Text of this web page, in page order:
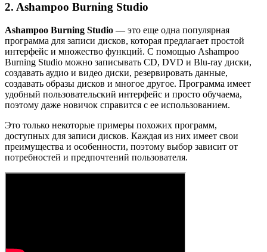
2. Ashampoo Burning Studio
Ashampoo Burning Studio — это еще одна популярная
программа для записи дисков, которая предлагает простой
интерфейс и множество функций. С помощью Ashampoo
Burning Studio можно записывать CD, DVD и Blu-ray диски,
создавать аудио и видео диски, резервировать данные,
создавать образы дисков и многое другое. Программа имеет
удобный пользовательский интерфейс и просто обучаема,
поэтому даже новичок справится с ее использованием.
Это только некоторые примеры похожих программ,
доступных для записи дисков. Каждая из них имеет свои
преимущества и особенности, поэтому выбор зависит от
потребностей и предпочтений пользователя.